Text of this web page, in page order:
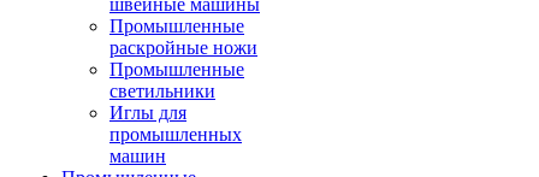
швейные машины
Промышленные
раскройные ножи
Промышленные
светильники
Иглы для
промышленных
машин